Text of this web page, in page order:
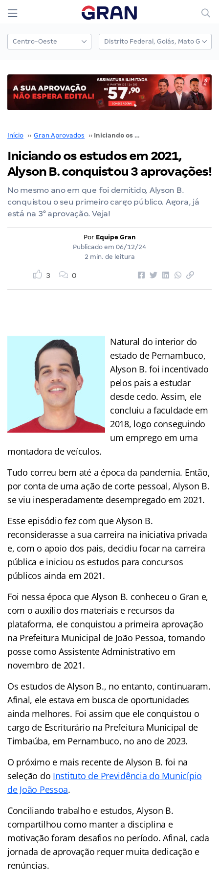
Início ›› Gran Aprovados ›› Iniciando os estudos em 2021, Alyson B. conquistou 3 aprovações!
Iniciando os estudos em 2021,
Alyson B. conquistou 3 aprovações!
No mesmo ano em que foi demitido, Alyson B.
conquistou o seu primeiro cargo público. Agora, já
está na 3° aprovação. Veja!
Por Equipe Gran
Publicado em 06/12/24
2 min. de leitura
3 0
Natural do interior do
estado de Pernambuco,
Alyson B. foi incentivado
pelos pais a estudar
desde cedo. Assim, ele
concluiu a faculdade em
2018, logo conseguindo
um emprego em uma
montadora de veículos.
Tudo correu bem até a época da pandemia. Então,
por conta de uma ação de corte pessoal, Alyson B.
se viu inesperadamente desempregado em 2021.
Esse episódio fez com que Alyson B.
reconsiderasse a sua carreira na iniciativa privada
e, com o apoio dos pais, decidiu focar na carreira
pública e iniciou os estudos para concursos
públicos ainda em 2021.
Foi nessa época que Alyson B. conheceu o Gran e,
com o auxílio dos materiais e recursos da
plataforma, ele conquistou a primeira aprovação
na Prefeitura Municipal de João Pessoa, tomando
posse como Assistente Administrativo em
novembro de 2021.
Os estudos de Alyson B., no entanto, continuaram.
Afinal, ele estava em busca de oportunidades
ainda melhores. Foi assim que ele conquistou o
cargo de Escriturário na Prefeitura Municipal de
Timbaúba, em Pernambuco, no ano de 2023.
O próximo e mais recente de Alyson B. foi na
seleção do Instituto de Previdência do Município
de João Pessoa.
Conciliando trabalho e estudos, Alyson B.
compartilhou como manter a disciplina e
motivação foram desafios no período. Afinal, cada
jornada de aprovação requer muita dedicação e
renúncias.